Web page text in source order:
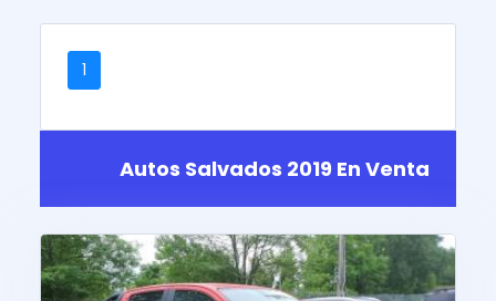
1
Autos Salvados 2019 En Venta